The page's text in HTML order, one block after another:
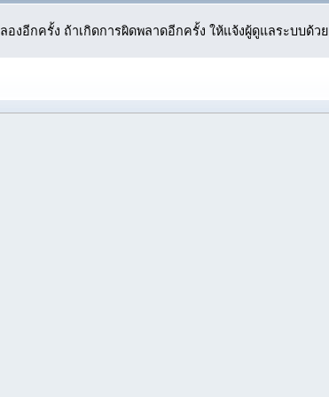
ลองอีกครั้ง ถ้าเกิดการผิดพลาดอีกครั้ง ให้แจ้งผู้ดูแลระบบด้วย